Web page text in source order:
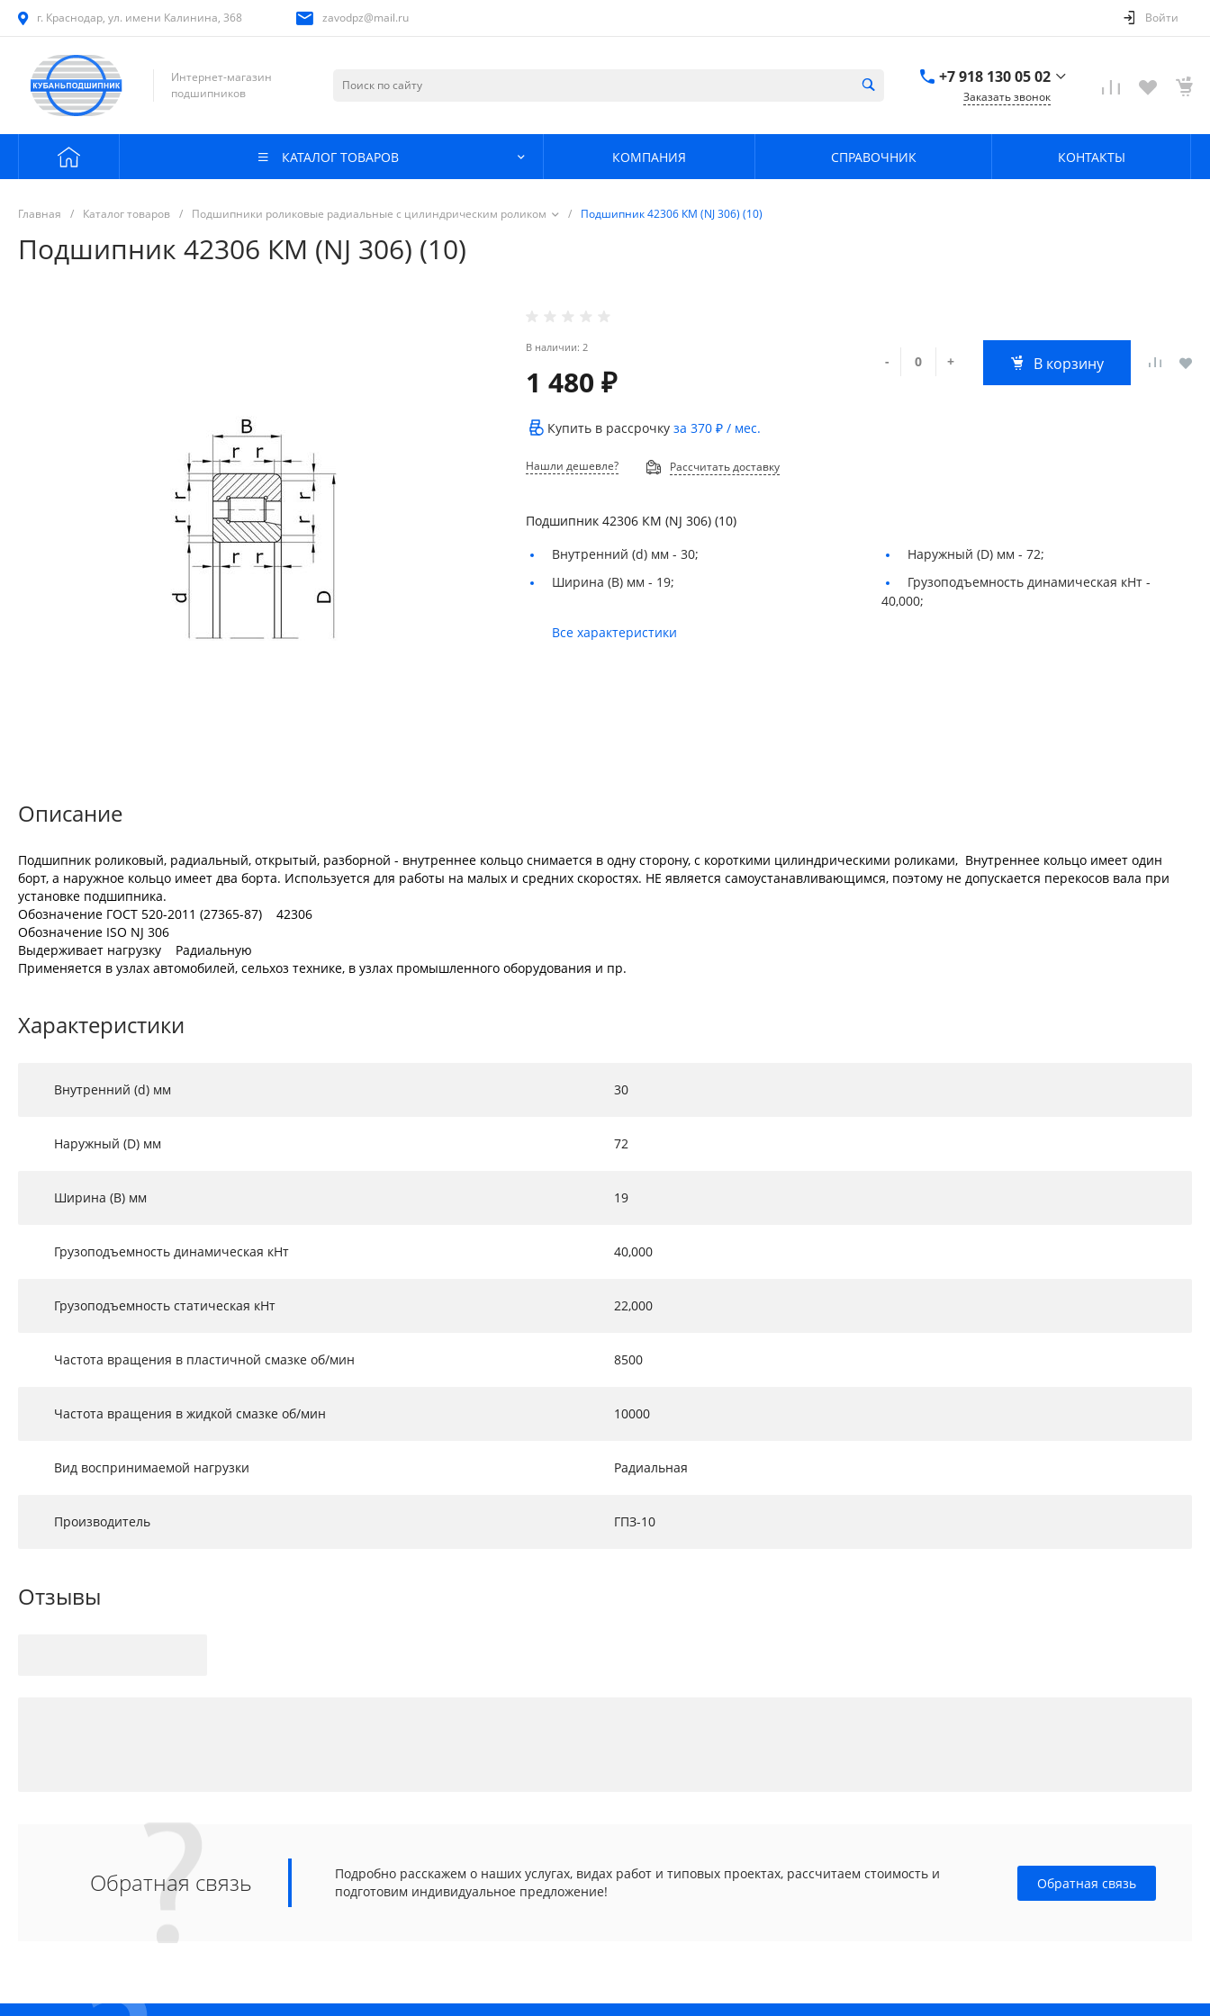
г. Краснодар, ул. имени Калинина, 368 zavodpz@mail.ru Войти
Интернет-магазин
подшипников
+7 918 130 05 02
Заказать звонок
КАТАЛОГ ТОВАРОВ КОМПАНИЯ СПРАВОЧНИК КОНТАКТЫ
Главная / Каталог товаров / Подшипники роликовые радиальные с цилиндрическим роликом / Подшипник 42306 КМ (NJ 306) (10)
Подшипник 42306 КМ (NJ 306) (10)
В наличии: 2
1 480 ₽
- + В корзину
Купить в рассрочкуза370 ₽ / мес.
Нашли дешевле? Рассчитать доставку
Подшипник 42306 КМ (NJ 306) (10)
Внутренний (d) мм -30; Наружный (D) мм -72;
Ширина (B) мм - 19;
Грузоподъемность динамическая кНт -
40,000;
Все характеристики
Описание
Подшипник роликовый, радиальный, открытый, разборной - внутреннее кольцо снимается в одну сторону, с короткими цилиндрическими роликами, Внутреннее кольцо имеет один
борт, а наружное кольцо имеет два борта. Используется для работы на малых и средних скоростях. НЕ является самоустанавливающимся, поэтому не допускается перекосов вала при
установке подшипника.
Обозначение ГОСТ 520-2011 (27365-87) 42306
Обозначение ISO NJ 306
Выдерживает нагрузку Радиальную
Применяется в узлах автомобилей, сельхоз технике, в узлах промышленного оборудования и пр.
Характеристики
Внутренний (d) мм 30
Наружный (D) мм 72
Ширина (B) мм 19
Грузоподъемность динамическая кНт 40,000
Грузоподъемность статическая кНт 22,000
Частота вращения в пластичной смазке об/мин 8500
Частота вращения в жидкой смазке об/мин 10000
Вид воспринимаемой нагрузки Радиальная
Производитель ГПЗ-10
Отзывы
Обратная связь
Подробно расскажем о наших услугах, видах работ и типовых проектах, рассчитаем стоимость и
подготовим индивидуальное предложение!
Обратная связь